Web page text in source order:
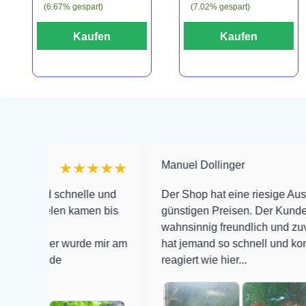
(6.67% gespart)
Kaufen
(7.02% gespart)
Kaufen
★★★★★
und
kamen bis
wurde mir am
Manuel Dollinger
Der Shop hat eine riesige Auswahl zu
günstigen Preisen. Der Kundendienst is
wahnsinnig freundlich und zuverlässig,
hat jemand so schnell und kompetent auf
reagiert wie hier...